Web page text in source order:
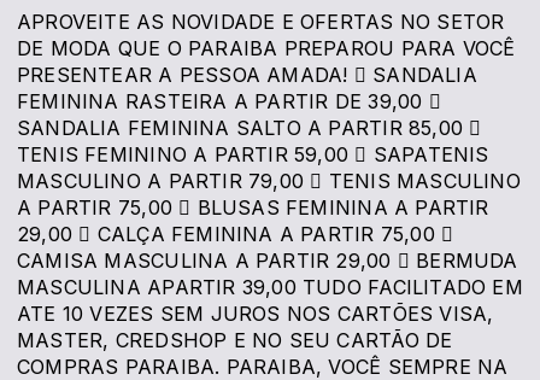
APROVEITE AS NOVIDADE E OFERTAS NO SETOR
DE MODA QUE O PARAIBA PREPAROU PARA VOCÊ
PRESENTEAR A PESSOA AMADA!  SANDALIA
FEMININA RASTEIRA A PARTIR DE 39,00 
SANDALIA FEMININA SALTO A PARTIR 85,00 
TENIS FEMININO A PARTIR 59,00  SAPATENIS
MASCULINO A PARTIR 79,00  TENIS MASCULINO
A PARTIR 75,00  BLUSAS FEMININA A PARTIR
29,00  CALÇA FEMININA A PARTIR 75,00 
CAMISA MASCULINA A PARTIR 29,00  BERMUDA
MASCULINA APARTIR 39,00 TUDO FACILITADO EM
ATE 10 VEZES SEM JUROS NOS CARTÕES VISA,
MASTER, CREDSHOP E NO SEU CARTÃO DE
COMPRAS PARAIBA. PARAIBA, VOCÊ SEMPRE NA